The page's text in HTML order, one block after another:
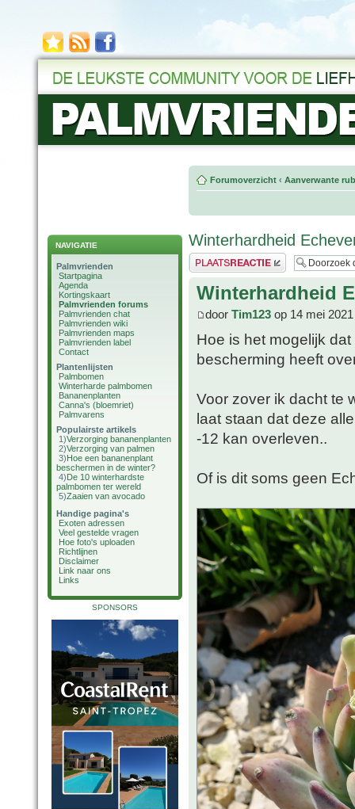
NAVIGATIE
Palmvrienden
Startpagina
Agenda
Kortingskaart
Palmvrienden forums
Palmvrienden chat
Palmvrienden wiki
Palmvrienden maps
Palmvrienden label
Contact
Plantenlijsten
Palmbomen
Winterharde palmbomen
Bananenplanten
Canna's (bloemriet)
Palmvarens
Populairste artikels
1)Verzorging bananenplanten
2)Verzorging van palmen
3)Hoe een bananenplant
beschermen in de winter?
4)De 10 winterhardste
palmbomen ter wereld
5)Zaaien van avocado
Handige pagina's
Exoten adressen
Veel gestelde vragen
Hoe foto's uploaden
Richtlijnen
Disclaimer
Link naar ons
Links
SPONSORS
Forumoverzicht ‹ Aanverwante
Winterhardheid
Plaats een reactie
Winterhardheid
door Tim123 op 14 mei
Hoe is het mogelijk
bescherming heeft
Voor zover ik dacht te
laat staan dat deze
-12 kan overleven..
Of is dit soms geen